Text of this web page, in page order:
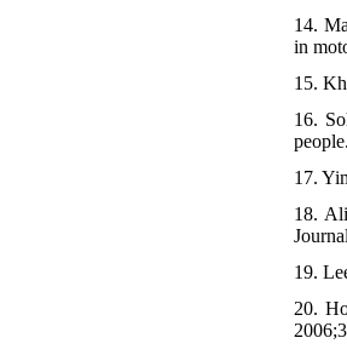
14.
in
15.
16.
17.
18.
19.
20.